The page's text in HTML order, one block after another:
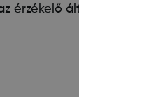
érzékelő által mért